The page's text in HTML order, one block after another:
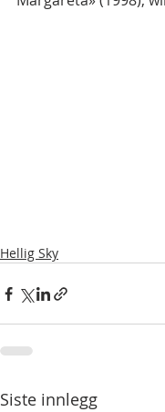
Hellig Sky
Siste innlegg